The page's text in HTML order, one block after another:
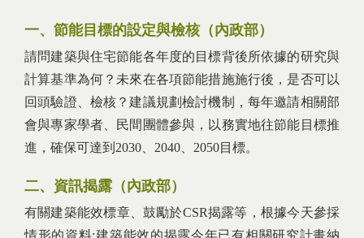
一、節能目標的設定與檢核（內政部）
請問建築與住宅節能各年度的目標背後所依據的研究與
計算基準為何？未來在各項節能措施施行後，是否可以
回頭驗證、檢核？建議規劃檢討機制，每年邀請相關部
會與專家學者、民間團體參與，以務實地往節能目標推
進，確保可達到2030、2040、2050目標。
二、資訊揭露（內政部）
有關建築能效標章、鼓勵於CSR揭露等，根據今天參採